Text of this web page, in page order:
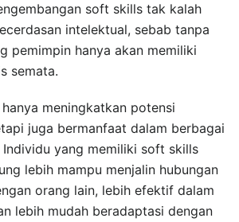
soft skills tak kalah
intelektual, sebab tanpa
pemimpin hanya akan memiliki
semata.
meningkatkan potensi
juga bermanfaat dalam berbagai
yang memiliki soft skills
lebih mampu menjalin hubungan
orang lain, lebih efektif dalam
lebih mudah beradaptasi dengan